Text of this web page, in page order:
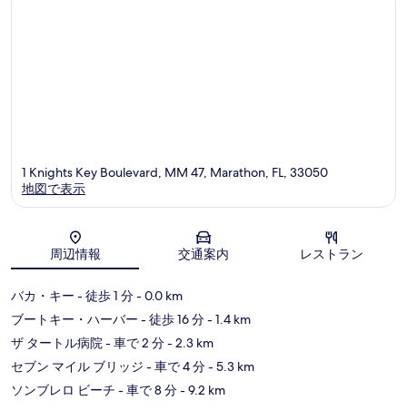
地図
1 Knights Key Boulevard, MM 47, Marathon, FL, 33050
地図で表示
周辺情報 交通案内 レストラン
バカ・キー - 徒歩 1 分- 0.0 km
ブートキー・ハーバー - 徒歩 16 分- 1.4 km
ザ タートル病院- 車で 2 分- 2.3 km
セブン マイル ブリッジ - 車で 4 分- 5.3 km
ソンブレロ ビーチ - 車で 8 分- 9.2 km